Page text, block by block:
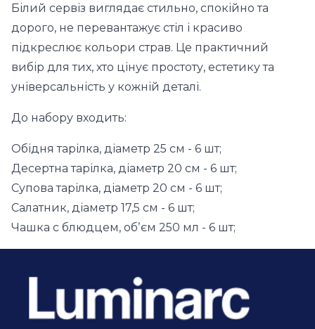
Білий сервіз виглядає стильно, спокійно та
дорого, не перевантажує стіл і красиво
підкреслює кольори страв. Це практичний
вибір для тих, хто цінує простоту, естетику та
універсальність у кожній деталі.
До набору входить:
Обідня тарілка, діаметр 25 см - 6 шт;
Десертна тарілка, діаметр 20 см - 6 шт;
Супова тарілка, діаметр 20 см - 6 шт;
Салатник, діаметр 17,5 см - 6 шт;
Чашка с блюдцем, обʼєм 250 мл - 6 шт;